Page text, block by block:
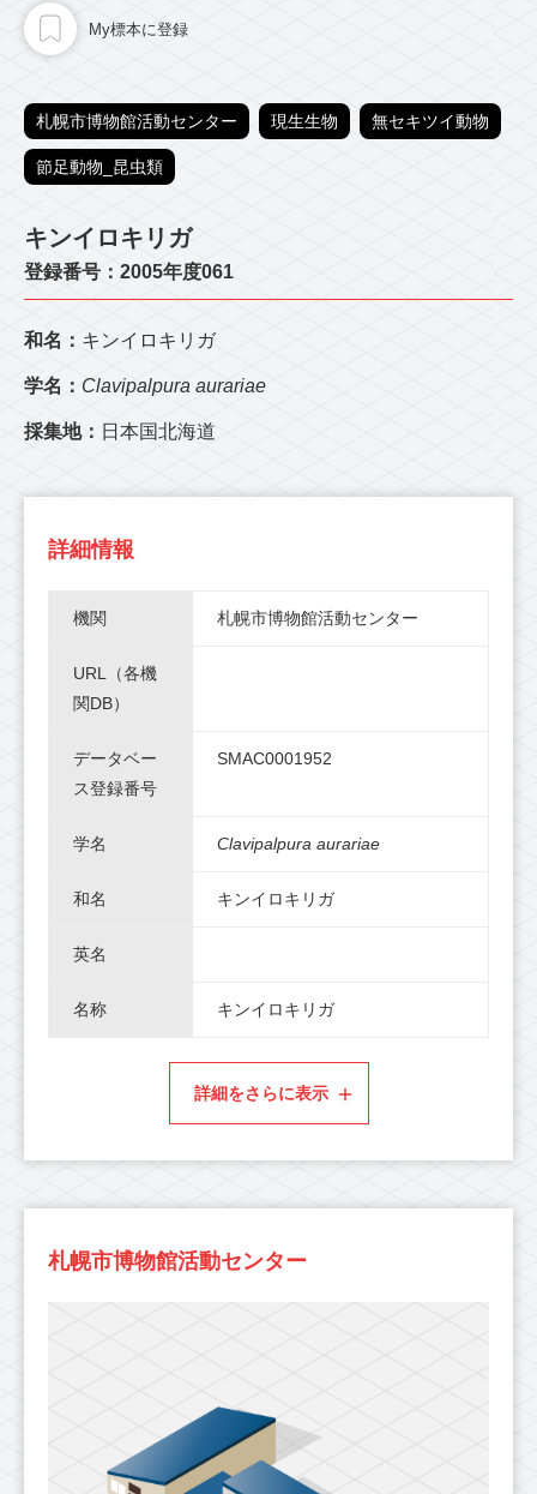
My標本に登録
札幌市博物館活動センター 現生生物 無セキツイ動物
節足動物_昆虫類
キンイロキリガ
登録番号：2005年度061
和名： キンイロキリガ
学名： Clavipalpura aurariae
採集地： 日本国北海道
詳細情報
機関 札幌市博物館活動センター
URL（各機
関DB）
データベー
ス登録番号
SMAC0001952
学名 Clavipalpura aurariae
和名 キンイロキリガ
英名
名称 キンイロキリガ
詳細をさらに表示
札幌市博物館活動センター